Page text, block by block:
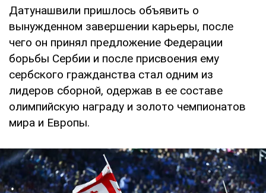
Датунашвили пришлось объявить о
вынужденном завершении карьеры, после
чего он принял предложение Федерации
борьбы Сербии и после присвоения ему
сербского гражданства стал одним из
лидеров сборной, одержав в ее составе
олимпийскую награду и золото чемпионатов
мира и Европы.